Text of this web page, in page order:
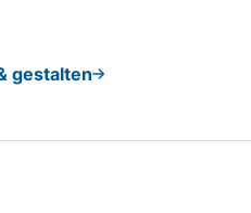
gestalten